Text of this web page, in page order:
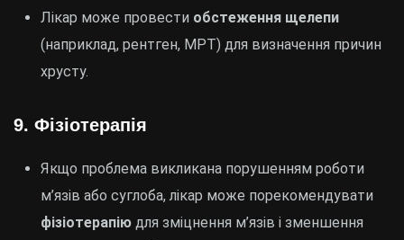
Лікар може провести обстеження щелепи
(наприклад, рентген, МРТ) для визначення причин
хрусту.
9. Фізіотерапія
Якщо проблема викликана порушенням роботи
м’язів або суглоба, лікар може порекомендувати
фізіотерапію для зміцнення м’язів і зменшення